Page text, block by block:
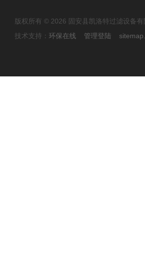
版权所有 © 2026 固安县凯洛特过滤设备
技术支持： 环保在线 管理登陆